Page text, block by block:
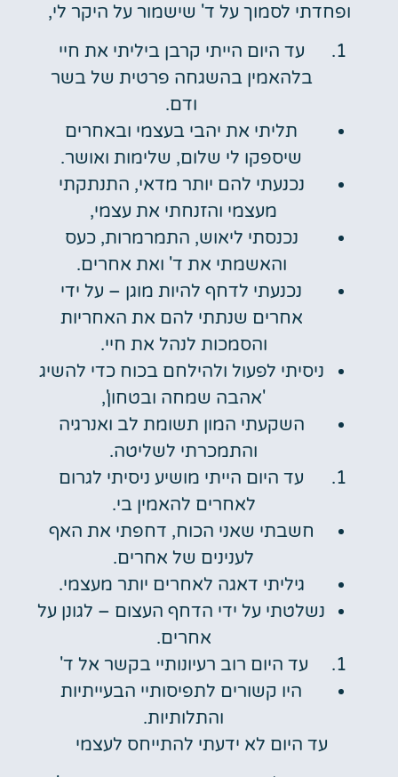
ופחדתי לסמוך על ד' שישמור על היקר לי,
עד היום הייתי קרבן ביליתי את חיי
בלהאמין בהשגחה פרטית של בשר
ודם.
תליתי את יהבי בעצמי ובאחרים
שיספקו לי שלום, שלימות ואושר.
נכנעתי להם יותר מדאי, התנתקתי
מעצמי והזנחתי את עצמי,
נכנסתי ליאוש, התמרמרות, כעס
והאשמתי את ד' ואת אחרים.
נכנעתי לדחף להיות מוגן – על ידי
אחרים שנתתי להם את האחריות
והסמכות לנהל את חיי.
ניסיתי לפעול ולהילחם בכוח כדי להשיג
'אהבה שמחה ובטחון',
השקעתי המון תשומת לב ואנרגיה
והתמכרתי לשליטה.
עד היום הייתי מושיע ניסיתי לגרום
לאחרים להאמין בי.
חשבתי שאני הכוח, דחפתי את האף
לענינים של אחרים.
גיליתי דאגה לאחרים יותר מעצמי.
נשלטתי על ידי הדחף העצום – לגונן על
אחרים.
עד היום רוב רעיונותיי בקשר אל ד'
היו קשורים לתפיסותיי הבעייתיות
והתלותיות.
עד היום לא ידעתי להתייחס לעצמי